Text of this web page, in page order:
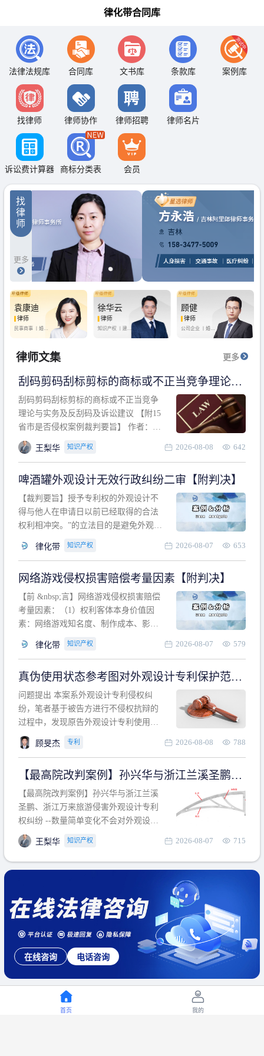
律化带合同库
法律法规库 合同库 文书库 条款库 案例库
找律师 律师协作 律师招聘 律师名片
诉讼费计算器 商标分类表 会员
找
律
师
更多
袁康迪
律师
民事商事 丨 婚姻
徐华云
律师
知识产权 丨 建设
顾健
律师
公司企业 丨婚姻
房产纠纷
律师文集 更多
刮码剪码刮标剪标的商标或不正当竞争理论与
实务及反刮码及诉讼建议 【附15省市是否侵权
案例裁判要旨】
刮码剪码刮标剪标的商标或不正当竞争
理论与实务及反刮码及诉讼建议 【附15
省市是否侵权案例裁判要旨】 作者：浙
江杭知桥律师事务所 王梨华 周靖超 【导
读】 第一部分：刮码剪码刮标剪标的商
诉讼建议 第二部分：15省市是否侵权案
例的裁判要旨 目录 第一部分、刮码剪码
刮
王梨华 知识产权 2026-08-08 642
啤酒罐外观设计无效行政纠纷二审【附判决】
【裁判要旨】授予专利权的外观设计不
得与他人在申请日以前已经取得的合法
权利相冲突。”的立法目的是避免外观设
冲突。基于此，凡是因该外观设计的实
于该款规定的规制范畴。“合法权利”不宜
作狭义解释，一般情况下，只要依法享
有的、在本专利申请日之
律化带 知识产权 2026-08-07 653
网络游戏侵权损害赔偿考量因素【附判决】
【前 &nbsp;言】网络游戏侵权损害赔偿
考量因素：（1）权利客体本身价值因
素：网络游戏知名度、制作成本、影响
利角度因素：被诉侵权游戏销售数量、
人数、活跃人数、市场占用率；（3）被
告主观因素：被告的主观恶意、是否明
知或应知、是否有
律化带 知识产权 2026-08-07 579
真伪使用状态参考图对外观设计专利保护范围
的影响
问题提出 本案系外观设计专利侵权纠
纷，笔者基于被告方进行不侵权抗辩的
过程中，发现原告外观设计专利使用状
态参考图中的外观设计与被告涉案商品
的视觉效果存在显著区别。故就使用状
保护范围确定进行了研究，将办案体会
与研究过程记录如下： 简要结论： 笔者
提出使用状态参考图应以
顾旻杰 专利 2026-08-08 788
【最高院改判案例】孙兴华与浙江兰溪圣鹏、
浙江万来旅游侵害外观设计专利权纠纷
【最高院改判案例】孙兴华与浙江兰溪
圣鹏、浙江万来旅游侵害外观设计专利
权纠纷 --数量简单变化不会对外观设计
产生视觉影响，及现有设计抗辩与专利
无效再审改判可以执行回转 【承办律
师】 王梨华 浙江杭知桥律师事务所 【案
民再2
王梨华 知识产权 2026-08-07 715
在线咨询 电话咨询
首页 我的